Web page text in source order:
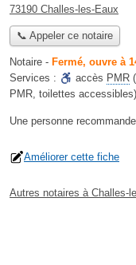
73190 Challes-les-Eaux
📞 Appeler ce notaire
Notaire - Fermé, ouvre à
Services :
accès PMR
PMR, toilettes accessibles)
Une personne recommande
Améliorer cette fiche
Autres notaires à Challes-